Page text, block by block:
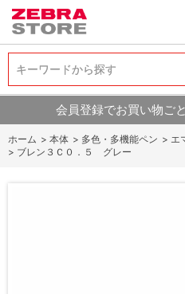
キーワードから探す
キーワードから探す
会員登録でお買い物ご
ホーム > 本体 > 多色・多機能ペン > エ
> ブレン３Ｃ０．５ グレー